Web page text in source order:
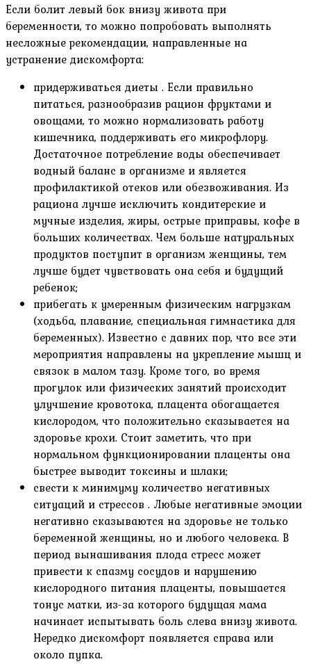
Если болит левый бок внизу живота при
беременности, то можно попробовать выполнять
несложные рекомендации, направленные на
устранение дискомфорта:
придерживаться диеты . Если правильно
питаться, разнообразив рацион фруктами и
овощами, то можно нормализовать работу
кишечника, поддерживать его микрофлору.
Достаточное потребление воды обеспечивает
водный баланс в организме и является
профилактикой отеков или обезвоживания. Из
рациона лучше исключить кондитерские и
мучные изделия, жиры, острые приправы, кофе в
больших количествах. Чем больше натуральных
продуктов поступит в организм женщины, тем
лучше будет чувствовать она себя и будущий
ребенок;
прибегать к умеренным физическим нагрузкам
(ходьба, плавание, специальная гимнастика для
беременных). Известно с давних пор, что все эти
мероприятия направлены на укрепление мышц и
связок в малом тазу. Кроме того, во время
прогулок или физических занятий происходит
улучшение кровотока, плацента обогащается
кислородом, что положительно сказывается на
здоровье крохи. Стоит заметить, что при
нормальном функционировании плаценты она
быстрее выводит токсины и шлаки;
свести к минимуму количество негативных
ситуаций и стрессов . Любые негативные эмоции
негативно сказываются на здоровье не только
беременной женщины, но и любого человека. В
период вынашивания плода стресс может
привести к спазму сосудов и нарушению
кислородного питания плаценты, повышается
тонус матки, из-за которого будущая мама
начинает испытывать боль слева внизу живота.
Нередко дискомфорт появляется справа или
около пупка.